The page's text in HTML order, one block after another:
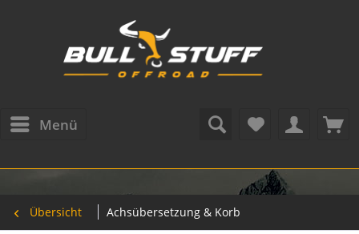
Menü
Übersicht Achsübersetzung & Korb